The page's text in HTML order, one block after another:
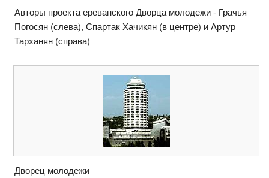
Авторы проекта ереванского Дворца молодежи - Грачья
Погосян (слева), Спартак Хачикян (в центре) и Артур
Тарханян (справа)
Дворец молодежи